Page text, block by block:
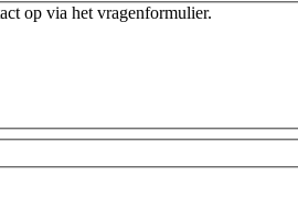
op via het vragenformulier.